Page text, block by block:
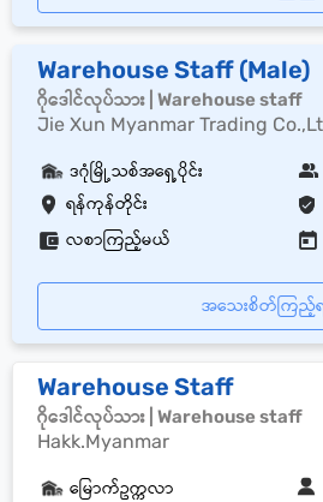
Warehouse Staff (Male)
ဂိုဒေါင်လုပ်သား | Warehouse staff
Jie Xun Myanmar Trading
ရန်ကုန်တိုင်း
ဒဂုံမြို့သစ်အရှေ့ပိုင်း
လစာကြည့်မယ်
အသေးစိတ်ကြည့်
Warehouse Staff
ဂိုဒေါင်လုပ်သား | Warehouse staff
Hakk.Myanmar
မြောက်ဥက္ကလာ